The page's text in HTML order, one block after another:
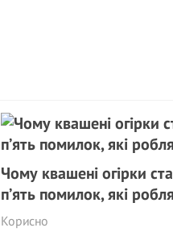
Чому квашені огірки
п’ять помилок, які
Корисно